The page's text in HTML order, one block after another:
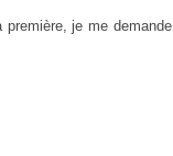
je me demande